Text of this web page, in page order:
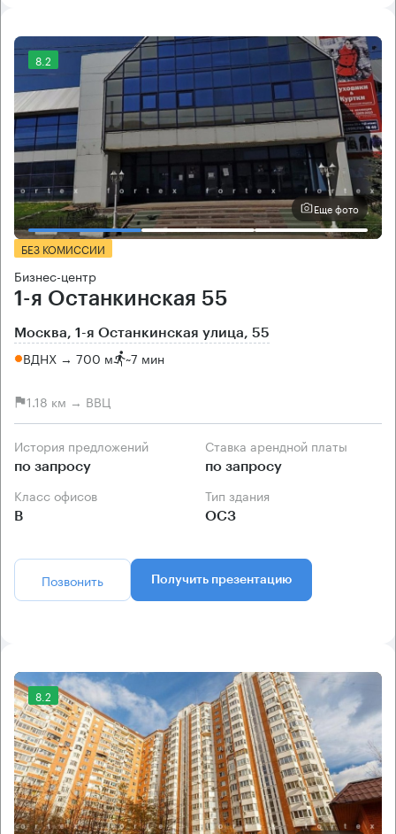
8.2
Еще фото
БЕЗ КОМИССИИ
Бизнес-центр
1-я Останкинская 55
Москва, 1-я Останкинская улица, 55
ВДНХ → 700 м ~7 мин
1.18 км → ВВЦ
История предложений
по запросу
Ставка арендной платы
по запросу
Класс офисов
B
Тип здания
ОСЗ
Позвонить Получить презентацию
8.2